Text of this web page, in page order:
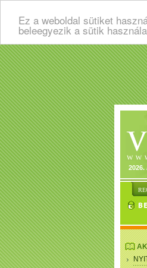
Ez a weboldal sütiket
beleegyezik a sütik